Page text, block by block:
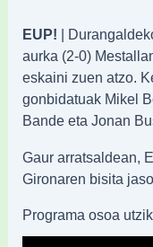
EUP! |
aurka (2-0)
eskaini zuen atzo.
gonbidatuak Mikel
Bande eta Jonan
Gaur arratsaldean,
Gironaren bisita
Programa osoa